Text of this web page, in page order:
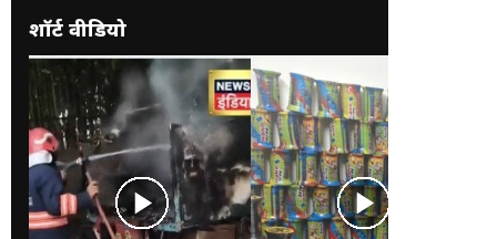
शॉर्ट वीडियो